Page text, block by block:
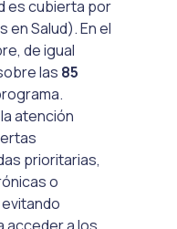
es cubierta por
en Salud). En el
de igual
las 85
atención
prioritarias,
o